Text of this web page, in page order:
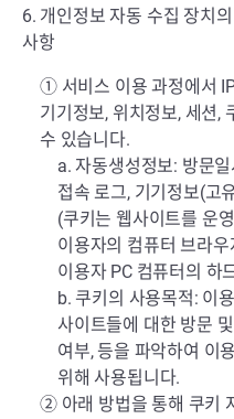
6. 개인정보 자동 수집 장치
사항
① 서비스 이용 과정에서
기기정보, 위치정보, 세션,
수 있습니다.
a. 자동생성정보: 방문
접속 로그, 기기정보(고
(쿠키는 웹사이트를 운
이용자의 컴퓨터 브라
이용자 PC 컴퓨터의 하
b. 쿠키의 사용목적: 이
사이트들에 대한 방문
여부, 등을 파악하여 이
위해 사용됩니다.
② 아래 방법을 통해 쿠키